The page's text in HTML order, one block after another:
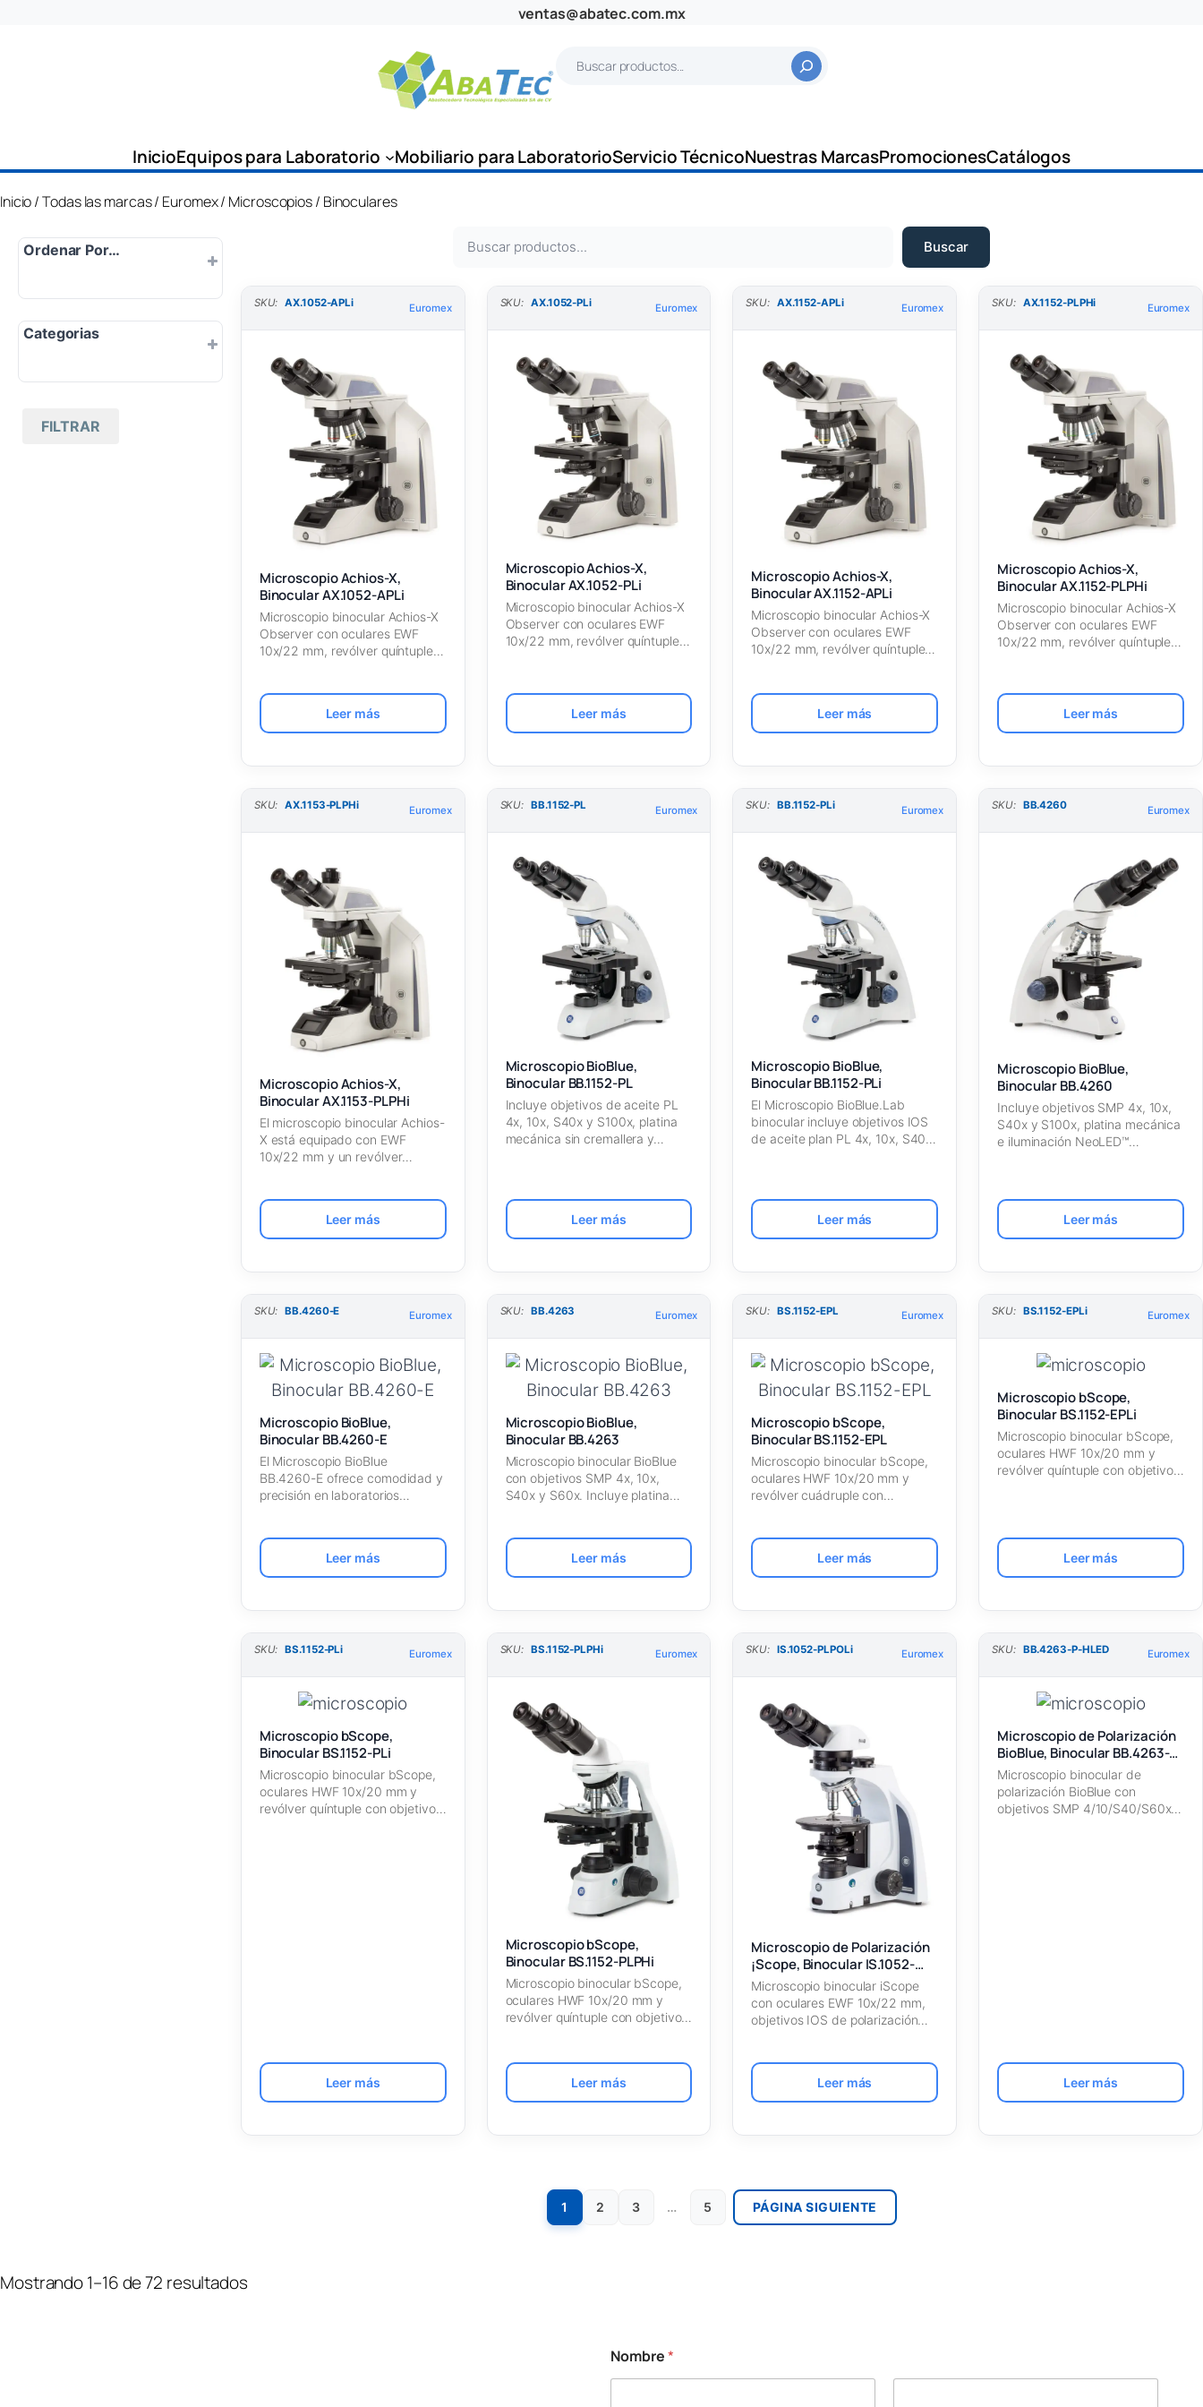
ventas@abatec.com.mx
a
InicioEquipos para Laboratorio Mobiliario para LaboratorioServicio TécnicoNuestras MarcasPromocionesCatálogos
Inicio/Todas las marcas/ Euromex/ Microscopios/ Binoculares
Ordenar Por…
Popularidad
Más nuevo
Categorias
Todas las marcas
FILTRAR
s
Buscar
SKU: AX.1052-APLi Euromex
Microscopio Achios-X,
Binocular AX.1052-APLi
Microscopio binocular Achios-X
Observer con oculares EWF
10x/22 mm, revólver quíntuple
Leer más
SKU: AX.1052-PLi Euromex
Microscopio Achios-X,
Binocular AX.1052-PLi
Microscopio binocular Achios-X
Observer con oculares EWF
10x/22 mm, revólver quíntuple
Leer más
SKU: AX.1152-APLi Euromex
Microscopio Achios-X,
Binocular AX.1152-APLi
Microscopio binocular Achios-X
Observer con oculares EWF
10x/22 mm, revólver quíntuple
Leer más
SKU: AX.1152-PLPHi Euromex
Microscopio Achios-X,
Binocular AX.1152-PLPHi
Microscopio binocular Achios-X
Observer con oculares EWF
10x/22 mm, revólver quíntuple
Leer más
SKU: AX.1153-PLPHi Euromex
Microscopio Achios-X,
Binocular AX.1153-PLPHi
El microscopio binocular Achios-
X está equipado con EWF
10x/22 mm y un revólver
Leer más
SKU: BB.1152-PL Euromex
Microscopio BioBlue,
Binocular BB.1152-PL
Incluye objetivos de aceite PL
4x, 10x, S40x y S100x, platina
mecánica sin cremallera y…
Leer más
SKU: BB.1152-PLi Euromex
Microscopio BioBlue,
Binocular BB.1152-PLi
El Microscopio BioBlue.Lab
binocular incluye objetivos IOS
de aceite plan PL 4x, 10x, S40x
Leer más
SKU: BB.4260 Euromex
Microscopio BioBlue,
Binocular BB.4260
Incluye objetivos SMP 4x, 10x,
S40x y S100x, platina mecánica
e iluminación NeoLED™
Leer más
SKU: BB.4260-E Euromex
Microscopio BioBlue,
Binocular BB.4260-E
El Microscopio BioBlue
BB.4260-E ofrece comodidad y
precisión en laboratorios
Leer más
SKU: BB.4263 Euromex
Microscopio BioBlue,
Binocular BB.4263
Microscopio binocular BioBlue
con objetivos SMP 4x, 10x,
S40x y S60x. Incluye platina
Leer más
SKU: BS.1152-EPL Euromex
Microscopio bScope,
Binocular BS.1152-EPL
Microscopio binocular bScope,
oculares HWF 10x/20 mm y
revólver cuádruple con
Leer más
SKU: BS.1152-EPLi Euromex
Microscopio bScope,
Binocular BS.1152-EPLi
Microscopio binocular bScope,
oculares HWF 10x/20 mm y
revólver quíntuple con objetivos
Leer más
SKU: BS.1152-PLi Euromex
Microscopio bScope,
Binocular BS.1152-PLi
Microscopio binocular bScope,
oculares HWF 10x/20 mm y
revólver quíntuple con objetivos
Leer más
SKU: BS.1152-PLPHi Euromex
Microscopio bScope,
Binocular BS.1152-PLPHi
Microscopio binocular bScope,
oculares HWF 10x/20 mm y
revólver quíntuple con objetivos
Leer más
SKU: IS.1052-PLPOLi Euromex
Microscopio de Polarización
¡Scope, Binocular IS.1052-
PLPOLi
Microscopio binocular iScope
con oculares EWF 10x/22 mm,
objetivos IOS de polarización
Leer más
SKU: BB.4263-P-HLED Euromex
Microscopio de Polarización
BioBlue, Binocular BB.4263-P-
HLED
Microscopio binocular de
polarización BioBlue con
objetivos SMP 4/10/S40/S60x e
Leer más
1 2 3 … 5 PÁGINA SIGUIENTE
Mostrando 1–16 de 72 resultados
Nombre*